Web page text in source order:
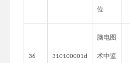
位
36 310100001d
脑电图
术中监